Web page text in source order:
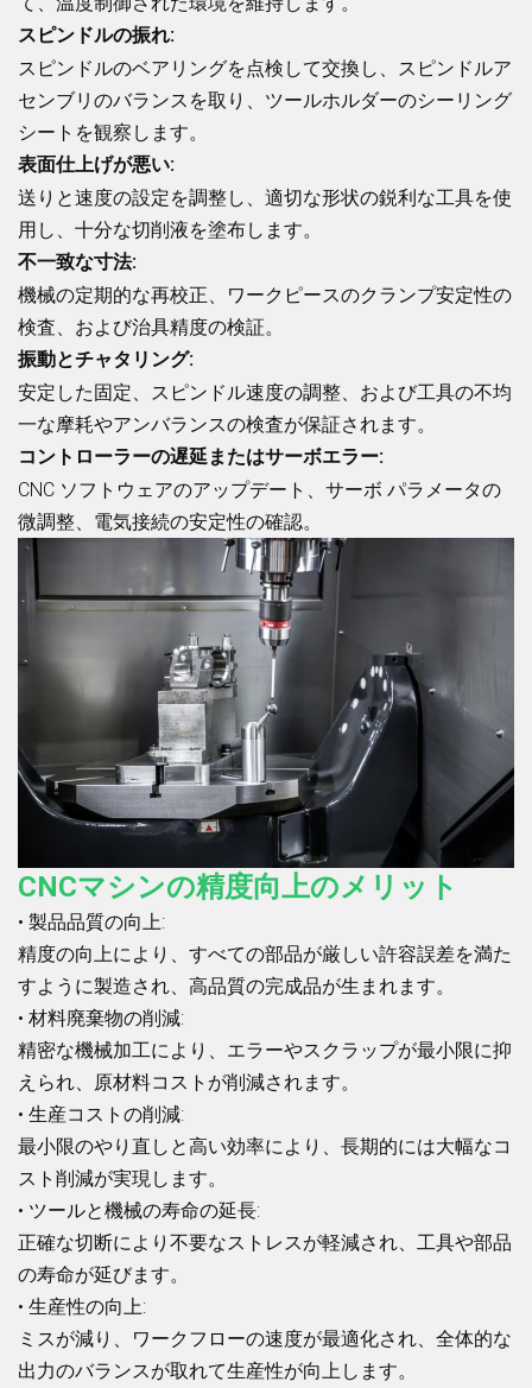
スピンドルの振れ:
スピンドルのベアリングを点検して交換し、スピンドルア
センブリのバランスを取り、ツールホルダーのシーリング
シートを観察します。
表面仕上げが悪い:
送りと速度の設定を調整し、適切な形状の鋭利な工具を使
用し、十分な切削液を塗布します。
不一致な寸法:
機械の定期的な再校正、ワークピースのクランプ安定性の
検査、および治具精度の検証。
振動とチャタリング:
安定した固定、スピンドル速度の調整、および工具の不均
一な摩耗やアンバランスの検査が保証されます。
コントローラーの遅延またはサーボエラー:
CNC ソフトウェアのアップデート、サーボ パラメータの
微調整、電気接続の安定性の確認。
CNCマシンの精度向上のメリット
• 製品品質の向上:
精度の向上により、すべての部品が厳しい許容誤差を満た
すように製造され、高品質の完成品が生まれます。
• 材料廃棄物の削減:
精密な機械加工により、エラーやスクラップが最小限に抑
えられ、原材料コストが削減されます。
• 生産コストの削減:
最小限のやり直しと高い効率により、長期的には大幅なコ
スト削減が実現します。
• ツールと機械の寿命の延長:
正確な切断により不要なストレスが軽減され、工具や部品
の寿命が延びます。
• 生産性の向上:
ミスが減り、ワークフローの速度が最適化され、全体的な
出力のバランスが取れて生産性が向上します。